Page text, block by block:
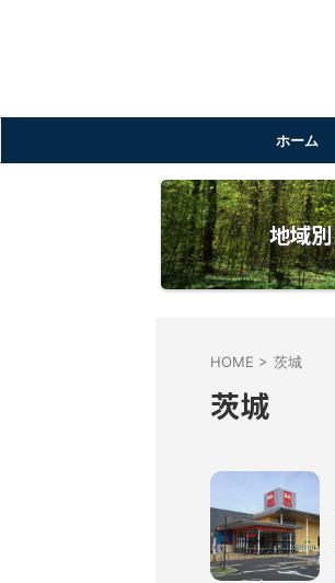
ホーム
地域別
HOME > 茨城
茨城